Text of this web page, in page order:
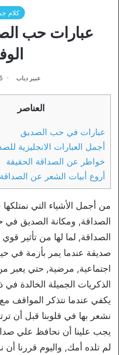
كلام
عبارات حب
عبير دياب 25
العناصر
عبارات في حب الصديق
أجمل العبارات الانجليزية
خواطر عن الصداقة الحقيقة
أروع أبيات الشعر عن الصداقة
من أجمل الأشياء التي نمتلكها
الصداقة, ومكانة الصديق في
الصداقة, لما لها من تأثير
صديقة عندما يمر بأزمة في
اجتماعية, مرضية, حتي يعبر
الذكريات الجميلة الخالدة
يكفي عندما نتذكر المواقف مع
نشعر بها في قلوبنا قبل أن
يجب علينا أن نحافظ علي
لم تلده أمك, واليوم قررنا